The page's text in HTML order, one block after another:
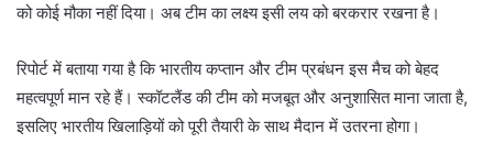
को कोई मौका नहीं दिया। अब टीम का लक्ष्य इसी लय को बरकरार रखना है।
रिपोर्ट में बताया गया है कि भारतीय कप्तान और टीम प्रबंधन इस मैच को बेहद
महत्वपूर्ण मान रहे हैं। स्कॉटलैंड की टीम को मजबूत और अनुशासित माना जाता है,
इसलिए भारतीय खिलाड़ियों को पूरी तैयारी के साथ मैदान में उतरना होगा।